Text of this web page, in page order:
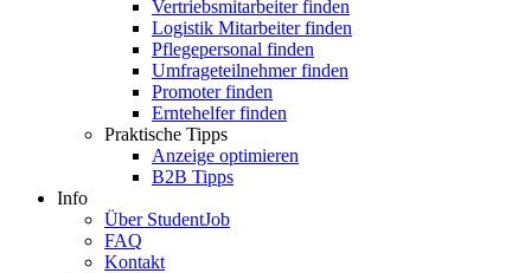
Vertriebsmitarbeiter finden
Logistik Mitarbeiter finden
Pflegepersonal finden
Umfrageteilnehmer finden
Promoter finden
Erntehelfer finden
Praktische Tipps
Anzeige optimieren
B2B Tipps
Info
Über StudentJob
FAQ
Kontakt